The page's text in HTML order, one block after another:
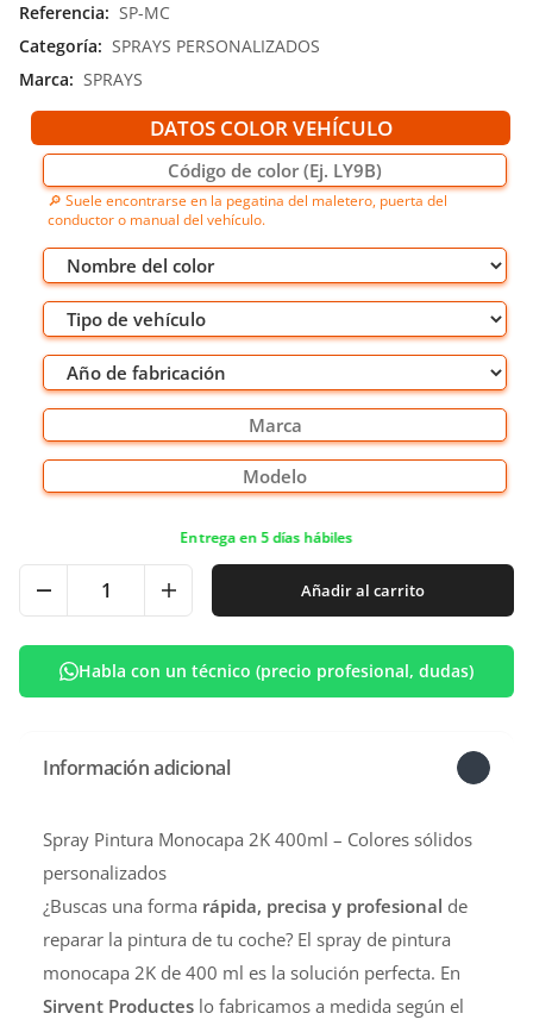
Referencia: SP-MC
Categoría: SPRAYS PERSONALIZADOS
Marca: SPRAYS
DATOS COLOR VEHÍCULO
🔎 Suele encontrarse en la pegatina del maletero, puerta del
conductor o manual del vehículo.
Entrega en 5 días hábiles
Añadir al carrito
Habla con un técnico (precio profesional, dudas)
Información adicional
Spray Pintura Monocapa 2K 400ml – Colores sólidos
personalizados
¿Buscas una forma rápida, precisa y profesional de
reparar la pintura de tu coche? El spray de pintura
monocapa 2K de 400 ml es la solución perfecta. En
Sirvent Productes lo fabricamos a medida según el